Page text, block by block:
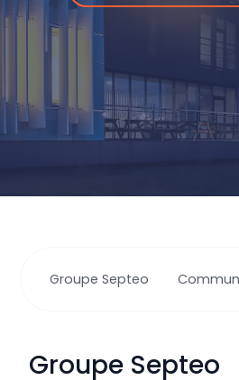
Groupe Septeo
Groupe Septeo